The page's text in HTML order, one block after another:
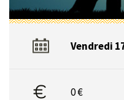
Vendredi
0 €